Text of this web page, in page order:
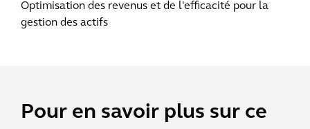
Optimisation des revenus et de l'efficacité pour la
gestion des actifs
Pour en savoir plus sur ce